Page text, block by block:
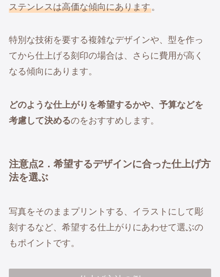
ステンレスは高価な傾向にあります。
特別な技術を要する複雑なデザインや、型を作っ
てから仕上げる刻印の場合は、さらに費用が高く
なる傾向にあります。
どのような仕上がりを希望するかや、予算などを
考慮して決めるのをおすすめします。
注意点2．希望するデザインに合った仕上げ方
法を選ぶ
写真をそのままプリントする、イラストにして彫
刻するなど、希望する仕上がりにあわせて選ぶの
もポイントです。